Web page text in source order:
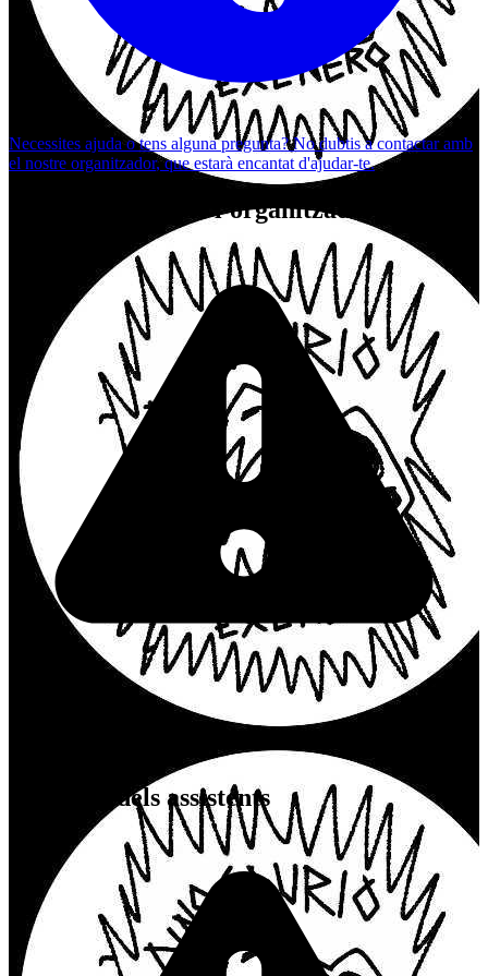
Necessites ajuda o tens alguna pregunta? No dubtis acontactar amb
el nostre organitzador, que estarà encantat d'ajudar-te.
Esdeveniments de l'organitzador
Actualment, no hi ha esdeveniments programats per a aquest
Opinions dels assistents